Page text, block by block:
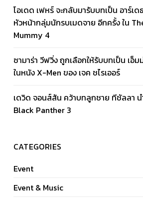
โอเดด เฟหร์ จะกลับมารับบทเป็น อาร์เด
หัวหน้ากลุ่มนักรบเมดจาย อีกครั้ง ใน
Mummy 4
ซามาร่า วีฟวิ่ง ถูกเลือกให้รับบทเป็น เอ็
ในหนัง X-Men ของ เจค ชไรเออร์
เดวิด จอนส์สัน คว้าบทลูกชาย ทีชัลลา น
Black Panther 3
CATEGORIES
Event
Event & Music